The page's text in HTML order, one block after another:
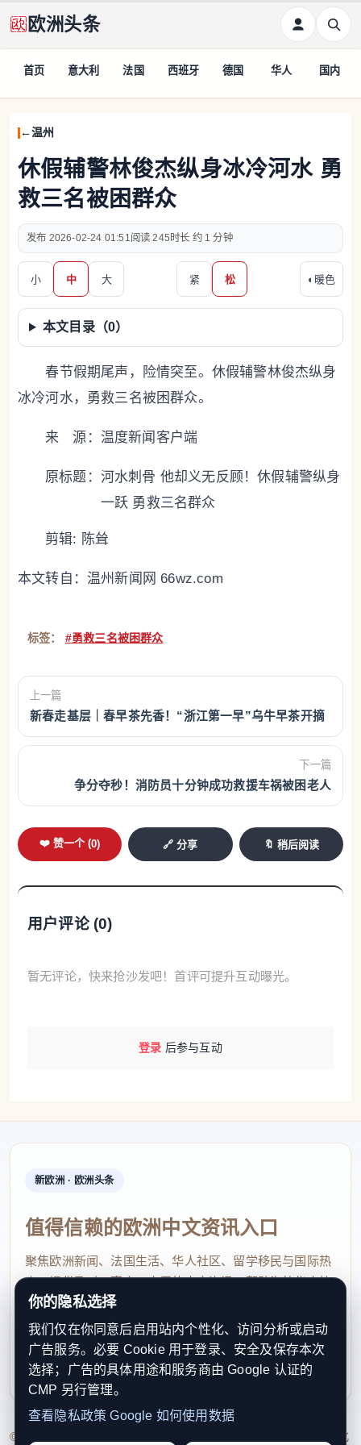
欧洲头条
首页 意大利 法国 西班牙 德国 华人 国内
温州
休假辅警林俊杰纵身冰冷河水 勇
救三名被困群众
2026-02-24 01:51 245 约 1 分钟
小 中 大 紧 松 ◐ 暖色
本文目录（0）
春节假期尾声，险情突至。休假辅警林俊杰纵身
冰冷河水，勇救三名被困群众。
来 源：温度新闻客户端
原标题： 河水刺骨 他却义无反顾！休假辅警纵身
一跃 勇救三名群众
剪辑: 陈耸
本文转自： 温州新闻网 66wz.com
标签： #勇救三名被困群众
上一篇
新春走基层｜春早茶先香！“浙江第一早”乌牛早茶开摘
下一篇
争分夺秒！消防员十分钟成功救援车祸被困老人
❤️ 赞一个 (0) 🔗 分享 🔖 稍后阅读
用户评论 (0)
暂无评论，快来抢沙发吧！首评可提升互动曝光。
登录 后参与互动
新欧洲 · 欧洲头条
值得信赖的欧洲中文资讯入口
聚焦欧洲新闻、法国生活、华人社区、留学移民与国际热
点，提供及时、真实、实用的中文资讯，帮助海外华人快
速了解欧洲动态。
contact@xinouzhou.com
服务支持、版权与合作：工作日优先处理站务、投稿与权
利通知
© 2026 新欧洲·欧洲头条. All Rights Reserved. 本网站持续优化
你的隐私选择
我们仅在你同意后启用站内个性化、访问分析或启动
广告服务。必要 Cookie 用于登录、安全及保存本次
选择；广告的具体用途和服务商由 Google 认证的
CMP 另行管理。
查看隐私政策 Google 如何使用数据